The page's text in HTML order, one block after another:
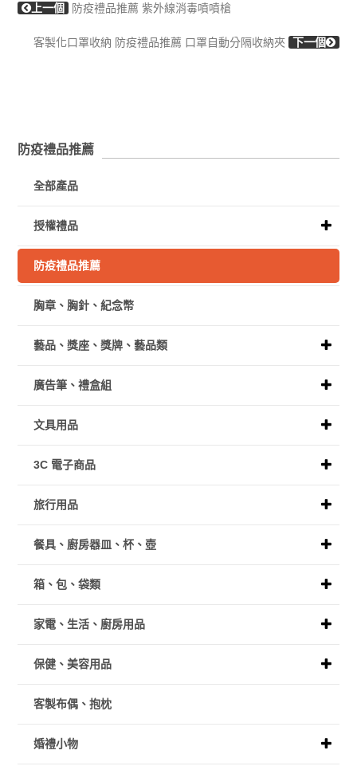
上一個 防疫禮品推薦 紫外線消毒噴噴槍
客製化口罩收納 防疫禮品推薦 口罩自動分隔收納夾 下一個
防疫禮品推薦
全部產品
授權禮品
防疫禮品推薦
胸章、胸針、紀念幣
藝品、獎座、獎牌、藝品類
廣告筆、禮盒組
文具用品
3C 電子商品
旅行用品
餐具、廚房器皿、杯、壺
箱、包、袋類
家電、生活、廚房用品
保健、美容用品
客製布偶、抱枕
婚禮小物